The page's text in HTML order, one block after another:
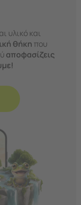
υλικό και
θήκη που
αποφασίζεις